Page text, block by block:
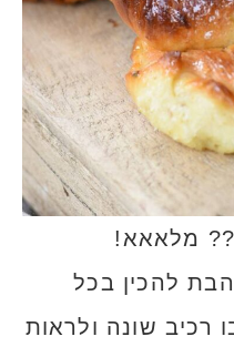
מלאאא!
להכין בכל
שונה ולראות